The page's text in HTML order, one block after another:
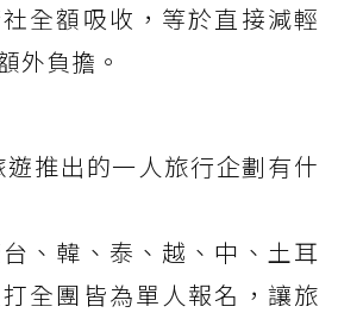
全額吸收，等於直接減輕
外負擔。
推出的一人旅行企劃有什
、韓、泰、越、中、土耳
全團皆為單人報名，讓旅